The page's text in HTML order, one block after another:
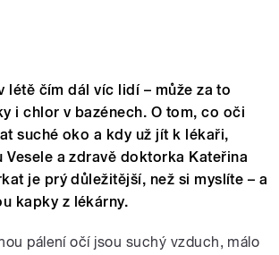
létě čím dál víc lidí – může za to
i chlor v bazénech. O tom, co oči
suché oko a kdy už jít k lékaři,
Vesele a zdravě doktorka Kateřina
je prý důležitější, než si myslíte – a
kapky z lékárny.
pálení očí jsou suchý vzduch, málo